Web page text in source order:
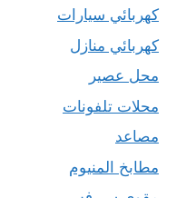
كهربائي سيارات
كهربائي منازل
محل عصير
محلات تلفونات
مصاعد
مطابخ المنيوم